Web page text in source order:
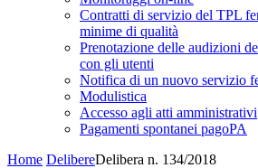
Contratti di servizio del TPL
minime di qualità
Prenotazione delle audizioni
con gli utenti
Notifica di un nuovo servizio
Modulistica
Accesso agli atti amministrativi
Pagamenti spontanei pagoPA
Home DelibereDelibera n. 134/2018